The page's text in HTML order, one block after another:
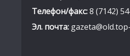
Телефон/факс:8 (7142)
Эл. почта: